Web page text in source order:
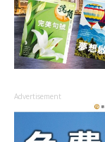
Advertisement